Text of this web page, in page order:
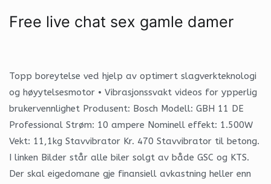
Free live chat sex gamle damer
Topp boreytelse ved hjelp av optimert slagverkteknologi
og høyytelsesmotor • Vibrasjonssvakt videos for ypperlig
brukervennlighet Produsent: Bosch Modell: GBH 11 DE
Professional Strøm: 10 ampere Nominell effekt: 1.500W
Vekt: 11,1kg Stavvibrator Kr. 470 Stavvibrator til betong.
I linken Bilder står alle biler solgt av både GSC og KTS.
Der skal eigedomane gje finansiell avkastning heller enn